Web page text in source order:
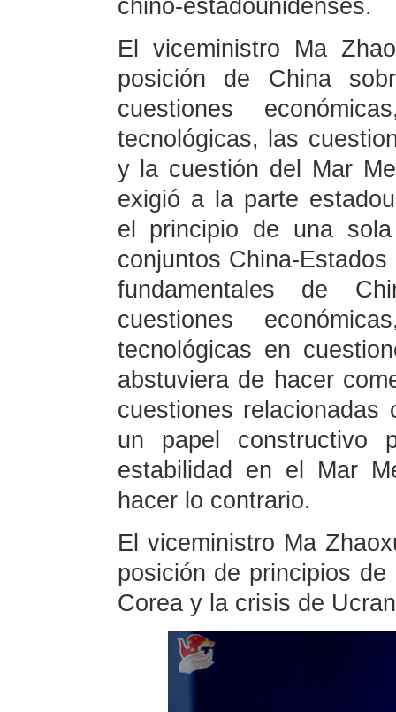
chino-estadounidenses.
El viceministro Ma
posición de China
cuestiones
tecnológicas, las
y la cuestión del Mar
exigió a la parte
el principio de una
conjuntos China-
fundamentales de
cuestiones
tecnológicas en
abstuviera de hacer
cuestiones
un papel constructivo
estabilidad en el Mar
hacer lo contrario.
El viceministro Ma
posición de principios
Corea y la crisis de